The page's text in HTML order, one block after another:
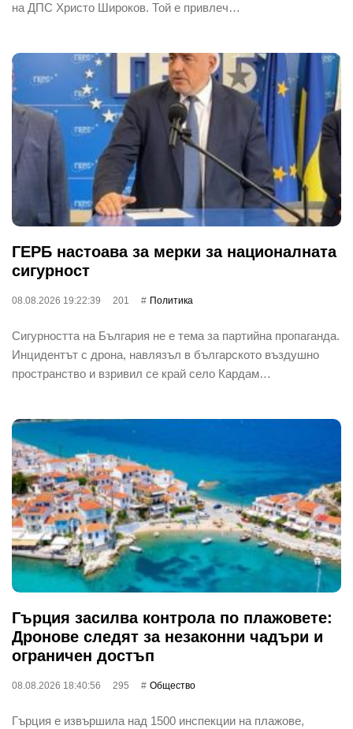
на ДПС Христо Широков. Той е привлеч…
ГЕРБ настоава за мерки за националната
сигурност
08.08.2026 19:22:39 201 Политика
Сигурността на България не е тема за партийна пропаганда.
Инцидентът с дрона, навлязъл в българското въздушно
пространство и взривил се край село Кардам…
Гърция засилва контрола по плажовете:
Дронове следят за незаконни чадъри и
ограничен достъп
08.08.2026 18:40:56 295 Общество
Гърция е извършила над 1500 инспекции на плажове,